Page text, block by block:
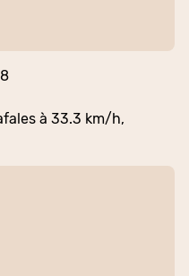
à 33.3 km/h,